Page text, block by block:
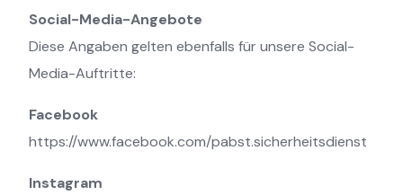
Social-Media-Angebote
Diese Angaben gelten ebenfalls für unsere Social-
Media-Auftritte:
Facebook
https://www.facebook.com/pabst.sicherheitsdienst
Instagram